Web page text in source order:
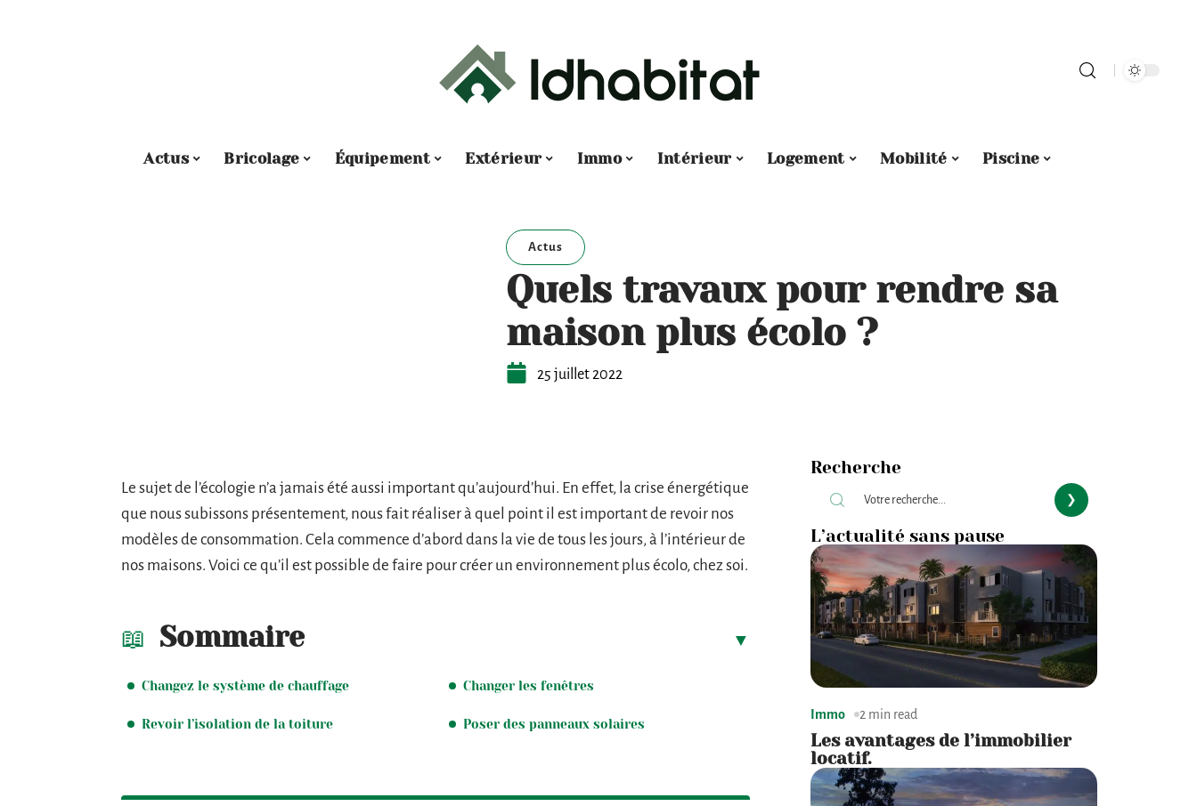
Actus Bricolage Équipement Extérieur Immo Intérieur Logement Mobilité Piscine
Actus
Quels travaux pour rendre sa
maison plus écolo ?
25 juillet 2022
Le sujet de l’écologie n’a jamais été aussi important qu’aujourd’hui. En effet, la crise énergétique
que nous subissons présentement, nous fait réaliser à quel point il est important de revoir nos
modèles de consommation. Cela commence d’abord dans la vie de tous les jours, à l’intérieur de
nos maisons. Voici ce qu’il est possible de faire pour créer un environnement plus écolo, chez soi.
Sommaire
Changez le système de chauffage
Revoir l’isolation de la toiture
Changer les fenêtres
Poser des panneaux solaires
Recherche
L’actualité sans pause
Immo 2 min read
Les avantages de l’immobilier
locatif.